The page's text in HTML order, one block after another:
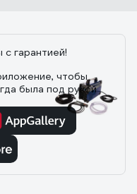
в 3 раза дешевле
живут долго.
гарантией!
чтобы
была под рукой